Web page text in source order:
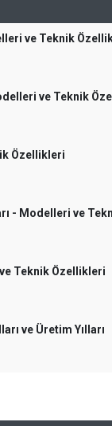
ve Teknik
ve Teknik
Özellikleri
- Modelleri ve
Teknik Özellikleri
ve Üretim Yılları